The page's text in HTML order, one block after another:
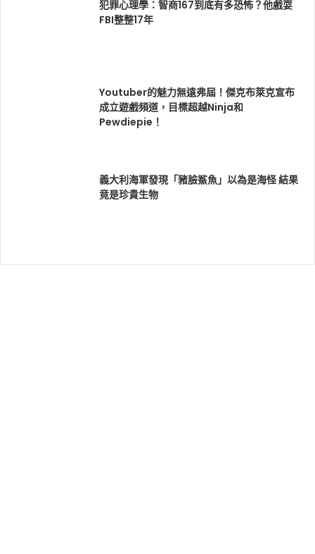
犯罪心理學：智商167到底有多恐怖？他戲耍
FBI整整17年
Youtuber的魅力無遠弗屆！傑克布萊克宣布
成立遊戲頻道，目標超越Ninja和
Pewdiepie！
義大利海軍發現「豬臉鯊魚」以為是海怪 結果
竟是珍貴生物